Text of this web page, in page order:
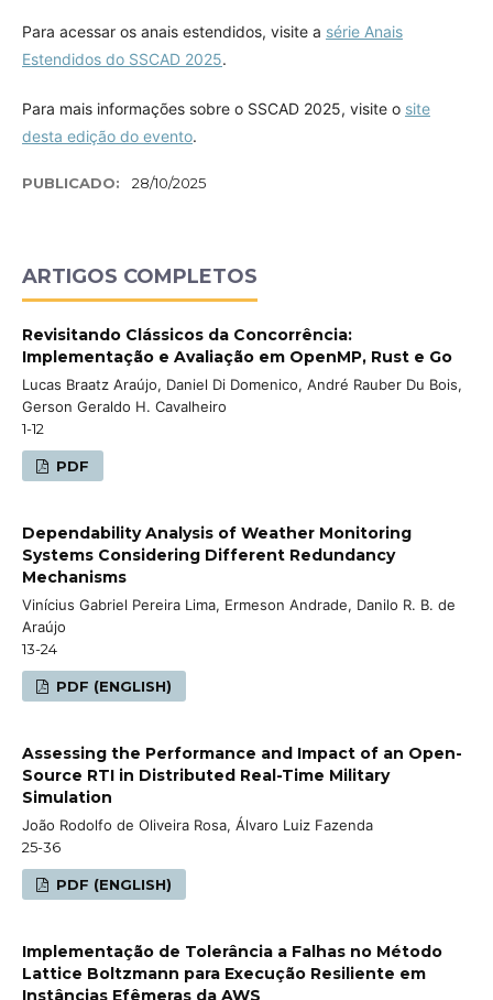
Para acessar os anais estendidos, visite a série Anais
Estendidos do SSCAD 2025.
Para mais informações sobre o SSCAD 2025, visite o site
desta edição do evento.
PUBLICADO: 28/10/2025
ARTIGOS COMPLETOS
Revisitando Clássicos da Concorrência:
Implementação e Avaliação em OpenMP, Rust e Go
Lucas Braatz Araújo, Daniel Di Domenico, André Rauber Du Bois,
Gerson Geraldo H. Cavalheiro
1-12
PDF
Dependability Analysis of Weather Monitoring
Systems Considering Different Redundancy
Mechanisms
Vinícius Gabriel Pereira Lima, Ermeson Andrade, Danilo R. B. de
Araújo
13-24
PDF (ENGLISH)
Assessing the Performance and Impact of an Open-
Source RTI in Distributed Real-Time Military
Simulation
João Rodolfo de Oliveira Rosa, Álvaro Luiz Fazenda
25-36
PDF (ENGLISH)
Implementação de Tolerância a Falhas no Método
Lattice Boltzmann para Execução Resiliente em
Instâncias Efêmeras da AWS